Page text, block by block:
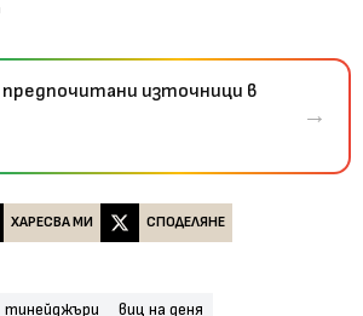
предпочитани източници в
→
ХАРЕСВА МИ СПОДЕЛЯНЕ
тинейджъри виц на деня